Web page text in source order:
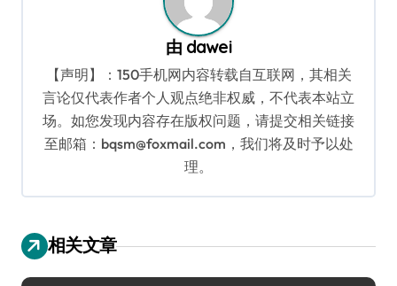
由 dawei
【声明】：150手机网内容转载自互联网，其相关
言论仅代表作者个人观点绝非权威，不代表本站立
场。如您发现内容存在版权问题，请提交相关链接
至邮箱：bqsm@foxmail.com，我们将及时予以处
理。
相关文章